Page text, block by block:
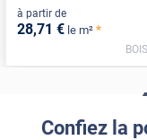
à partir de
28,71 € le m² *
Confiez la